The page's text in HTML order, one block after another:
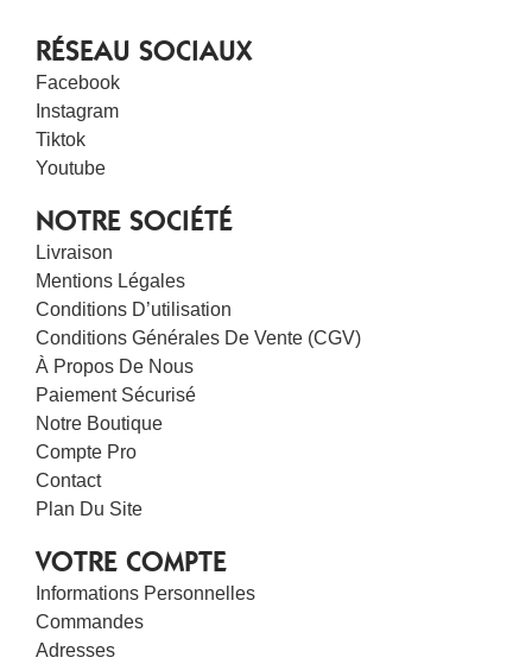
RÉSEAU SOCIAUX
Facebook
Instagram
Tiktok
Youtube
NOTRE SOCIÉTÉ
Livraison
Mentions Légales
Conditions D’utilisation
Conditions Générales De Vente (CGV)
À Propos De Nous
Paiement Sécurisé
Notre Boutique
Compte Pro
Contact
Plan Du Site
VOTRE COMPTE
Informations Personnelles
Commandes
Adresses